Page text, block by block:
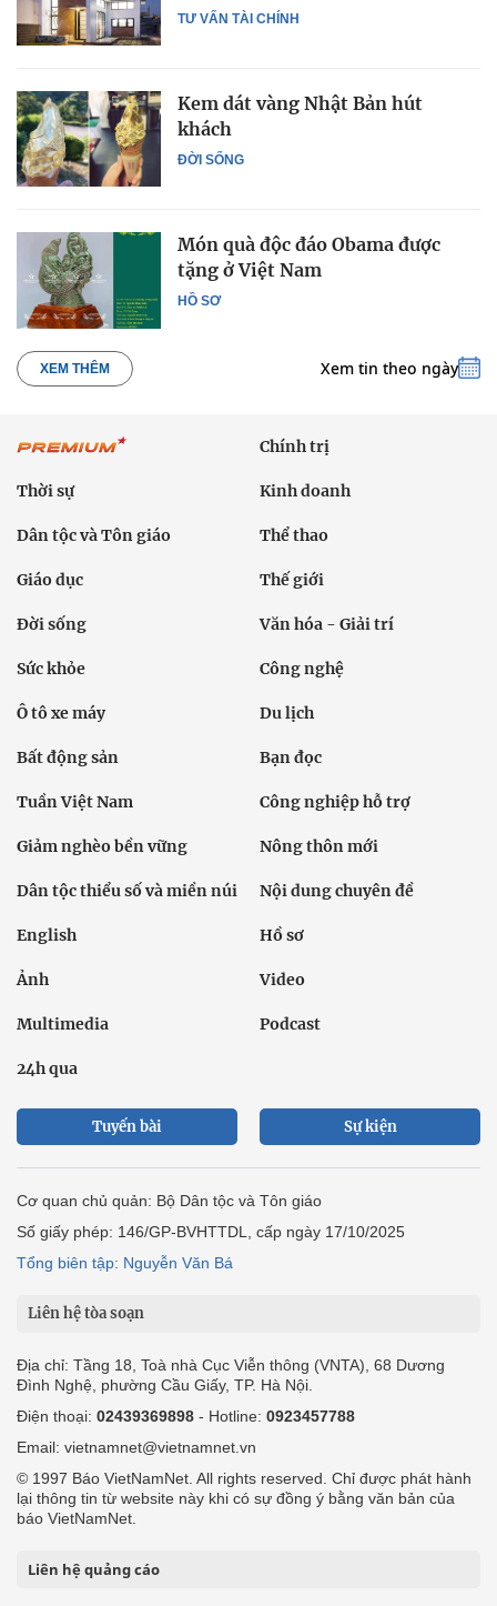
TƯ VẤN TÀI CHÍNH
ĐỜI SỐNG
Kem dát vàng Nhật Bản hút
khách
HỒ SƠ
Món quà độc đáo Obama được
tặng ở Việt Nam
XEM THÊM Xem tin theo ngày
Chính trị
Thời sự Kinh doanh
Dân tộc và Tôn giáo Thể thao
Giáo dục Thế giới
Đời sống Văn hóa - Giải trí
Sức khỏe Công nghệ
Ô tô xe máy Du lịch
Bất động sản Bạn đọc
Tuần Việt Nam Công nghiệp hỗ trợ
Giảm nghèo bền vững Nông thôn mới
Dân tộc thiểu số và miền núi Nội dung chuyên đề
English Hồ sơ
Ảnh Video
Multimedia Podcast
24h qua
Tuyến bài Sự kiện
Cơ quan chủ quản: Bộ Dân tộc và Tôn giáo
Số giấy phép: 146/GP-BVHTTDL, cấp ngày 17/10/2025
Tổng biên tập: Nguyễn Văn Bá
Liên hệ tòa soạn
Địa chỉ: Tầng 18, Toà nhà Cục Viễn thông (VNTA), 68 Dương
Đình Nghệ, phường Cầu Giấy, TP. Hà Nội.
Điện thoại: 02439369898 - Hotline: 0923457788
Email: vietnamnet@vietnamnet.vn
© 1997 Báo VietNamNet. All rights reserved. Chỉ được phát hành
lại thông tin từ website này khi có sự đồng ý bằng văn bản của
báo VietNamNet.
Liên hệ quảng cáo